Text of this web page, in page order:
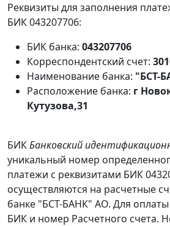
Реквизиты для заполнения
БИК 043207706:
БИК банка: 043207706
Корреспондентский счет:
Наименование банка: "БСТ-
Расположение банка: г
Кутузова,31
БИКБанковский
уникальный номер
платежи с реквизитами БИК
осуществляются на расчетные
банке "БСТ-БАНК" АО. Для оплаты
БИК и номер Расчетного счета.